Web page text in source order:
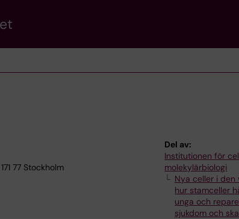
77 Stockholm
Del av:
Institutionen för
molekylärbiologi
Nya celler i
hur stamceller
unga och
sjukdom och